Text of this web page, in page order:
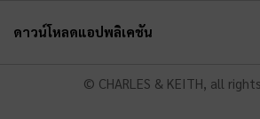
ดาวน์โหลดแอปพลิเคชัน
© CHARLES & KEITH, all